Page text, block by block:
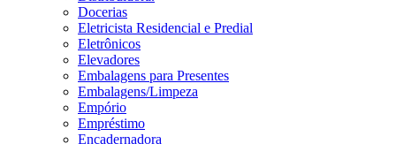
Docerias
Eletricista Residencial e Predial
Eletrônicos
Elevadores
Embalagens para Presentes
Embalagens/Limpeza
Empório
Empréstimo
Encadernadora